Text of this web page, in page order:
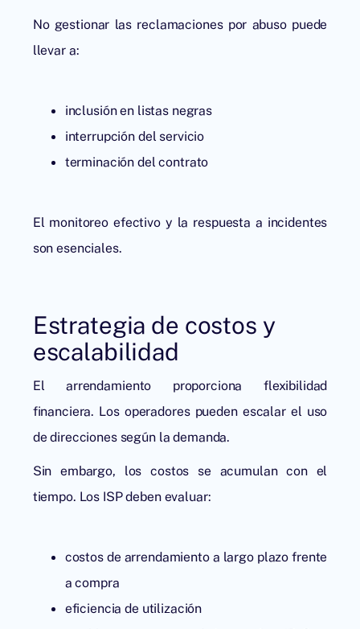
No gestionar las reclamaciones por abuso puede
llevar a:
inclusión en listas negras
interrupción del servicio
terminación del contrato
El monitoreo efectivo y la respuesta a incidentes
son esenciales.
Estrategia de costos y
escalabilidad
El arrendamiento proporciona flexibilidad
financiera. Los operadores pueden escalar el uso
de direcciones según la demanda.
Sin embargo, los costos se acumulan con el
tiempo. Los ISP deben evaluar:
costos de arrendamiento a largo plazo frente
a compra
eficiencia de utilización